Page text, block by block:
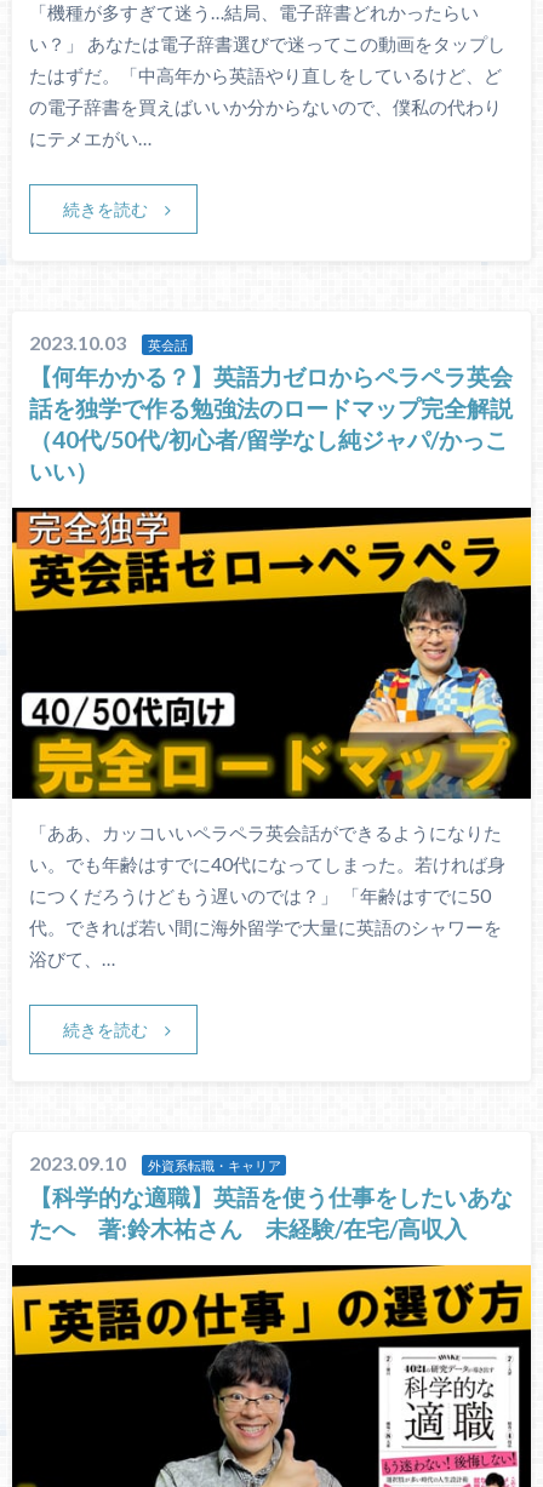
「機種が多すぎて迷う…結局、電子辞書どれかったらい
い？」 あなたは電子辞書選びで迷ってこの動画をタップし
たはずだ。「中高年から英語やり直しをしているけど、ど
の電子辞書を買えばいいか分からないので、僕私の代わり
にテメエがい…
続きを読む
2023.10.03 英会話
【何年かかる？】英語力ゼロからペラペラ英会
話を独学で作る勉強法のロードマップ完全解説
（40代/50代/初心者/留学なし純ジャパ/かっこ
いい）
「ああ、カッコいいペラペラ英会話ができるようになりた
い。でも年齢はすでに40代になってしまった。若ければ身
につくだろうけどもう遅いのでは？」 「年齢はすでに50
代。できれば若い間に海外留学で大量に英語のシャワーを
浴びて、…
続きを読む
2023.09.10 外資系転職・キャリア
【科学的な適職】英語を使う仕事をしたいあな
たへ 著:鈴木祐さん 未経験/在宅/高収入